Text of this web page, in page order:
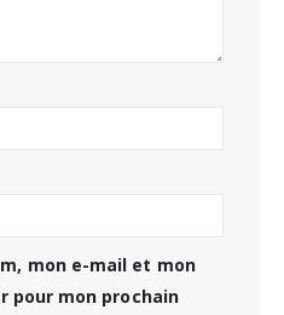
mon e-mail et mon
pour mon prochain